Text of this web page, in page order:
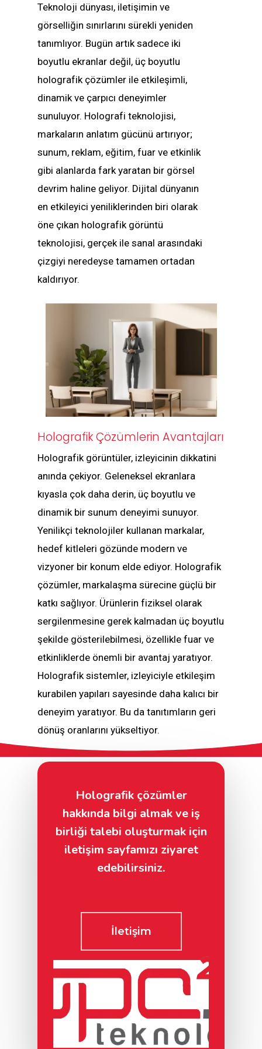
Teknoloji dünyası, iletişimin ve
görselliğin sınırlarını sürekli yeniden
tanımlıyor. Bugün artık sadece iki
boyutlu ekranlar değil, üç boyutlu
holografik çözümler ile etkileşimli,
dinamik ve çarpıcı deneyimler
sunuluyor. Holografi teknolojisi,
markaların anlatım gücünü artırıyor;
sunum, reklam, eğitim, fuar ve etkinlik
gibi alanlarda fark yaratan bir görsel
devrim haline geliyor. Dijital dünyanın
en etkileyici yeniliklerinden biri olarak
öne çıkan holografik görüntü
teknolojisi, gerçek ile sanal arasındaki
çizgiyi neredeyse tamamen ortadan
kaldırıyor.
Holografik Çözümlerin Avantajları
Holografik görüntüler, izleyicinin dikkatini
anında çekiyor. Geleneksel ekranlara
kıyasla çok daha derin, üç boyutlu ve
dinamik bir sunum deneyimi sunuyor.
Yenilikçi teknolojiler kullanan markalar,
hedef kitleleri gözünde modern ve
vizyoner bir konum elde ediyor. Holografik
çözümler, markalaşma sürecine güçlü bir
katkı sağlıyor. Ürünlerin fiziksel olarak
sergilenmesine gerek kalmadan üç boyutlu
şekilde gösterilebilmesi, özellikle fuar ve
etkinliklerde önemli bir avantaj yaratıyor.
Holografik sistemler, izleyiciyle etkileşim
kurabilen yapıları sayesinde daha kalıcı bir
deneyim yaratıyor. Bu da tanıtımların geri
dönüş oranlarını yükseltiyor.
Holografik çözümler
hakkında bilgi almak ve iş
birliği talebi oluşturmak için
iletişim sayfamızı ziyaret
edebilirsiniz.
İletişim